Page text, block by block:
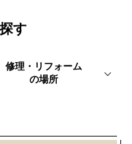
す
修理・リフォーム
の場所